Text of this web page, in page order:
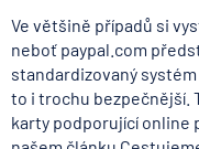
Ve většině případů si
neboť paypal.com
standardizovaný
to i trochu bezpečnější.
karty podporující online